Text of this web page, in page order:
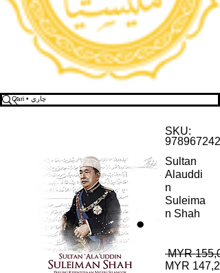
SKU:
Sultan
Alauddi
n
Suleima
n Shah
MYR
MYR 147,25